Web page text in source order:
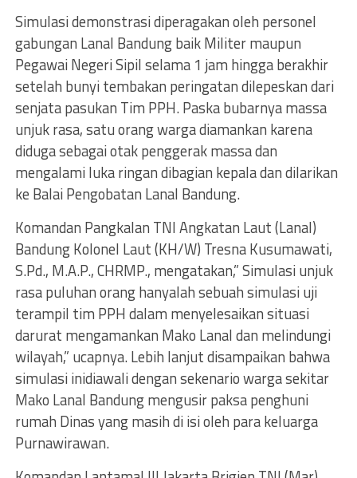
Simulasi demonstrasi diperagakan oleh personel
gabungan Lanal Bandung baik Militer maupun
Pegawai Negeri Sipil selama 1 jam hingga berakhir
setelah bunyi tembakan peringatan dilepeskan dari
senjata pasukan Tim PPH. Paska bubarnya massa
unjuk rasa, satu orang warga diamankan karena
diduga sebagai otak penggerak massa dan
mengalami luka ringan dibagian kepala dan dilarikan
ke Balai Pengobatan Lanal Bandung.
Komandan Pangkalan TNI Angkatan Laut (Lanal)
Bandung Kolonel Laut (KH/W) Tresna Kusumawati,
S.Pd., M.A.P., CHRMP., mengatakan,” Simulasi unjuk
rasa puluhan orang hanyalah sebuah simulasi uji
terampil tim PPH dalam menyelesaikan situasi
darurat mengamankan Mako Lanal dan melindungi
wilayah,” ucapnya. Lebih lanjut disampaikan bahwa
simulasi inidiawali dengan sekenario warga sekitar
Mako Lanal Bandung mengusir paksa penghuni
rumah Dinas yang masih di isi oleh para keluarga
Purnawirawan.